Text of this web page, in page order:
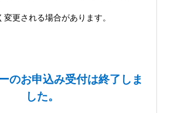
更される場合があります。
のお申込み受付は終了しま
した。